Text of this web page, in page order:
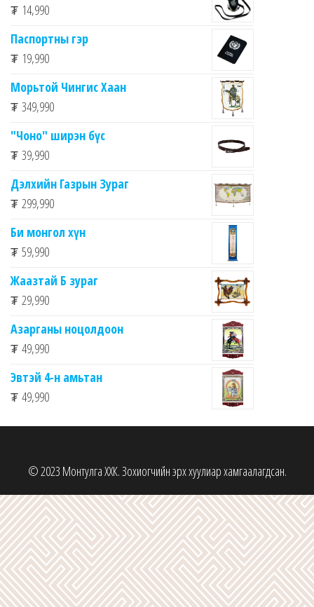
₮ 14,990
Паспортны гэр
₮ 19,990
Морьтой Чингис Хаан
₮ 349,990
"Чоно" ширэн бүс
₮ 39,990
Дэлхийн Газрын Зураг
₮ 299,990
Би монгол хүн
₮ 59,990
Жаазтай Б зураг
₮ 29,990
Азарганы ноцолдоон
₮ 49,990
Эвтэй 4-н амьтан
₮ 49,990
© 2023 Монтулга ХХК. Зохиогчийн эрх хуулиар хамгаалагдсан.